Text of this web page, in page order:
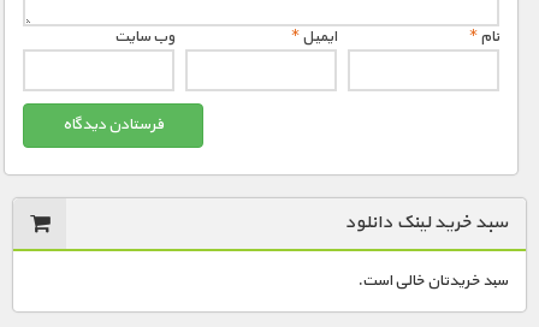
نام* ایمیل* وب‌ سایت
سبد خرید لینک دانلود
سبد خریدتان خالی است.